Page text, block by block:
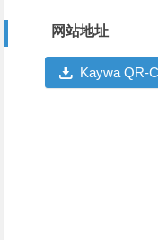
网站地址
Kaywa QR-